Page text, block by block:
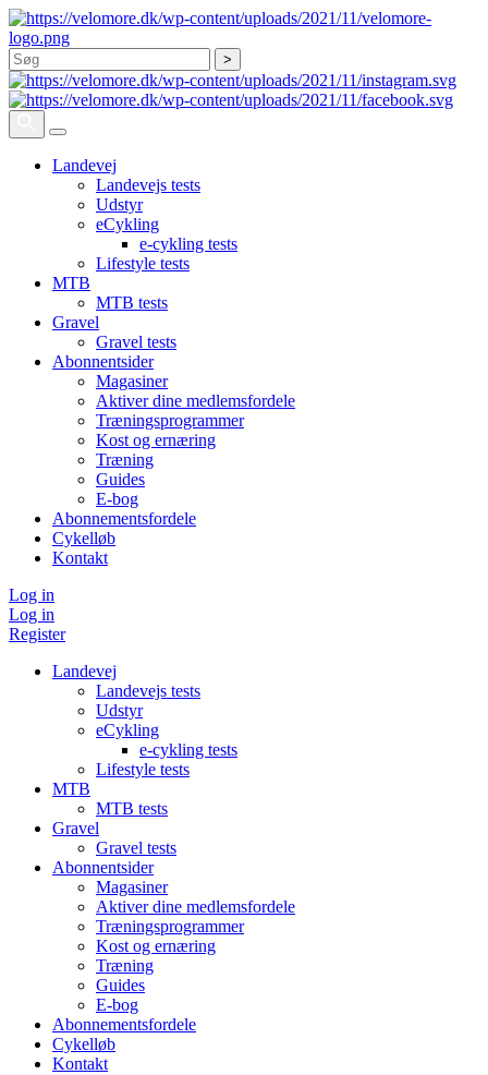
Søg
Landevej
Landevejs tests
Udstyr
eCykling
e-cykling tests
Lifestyle tests
MTB
MTB tests
Gravel
Gravel tests
Abonnentsider
Magasiner
Aktiver dine medlemsfordele
Træningsprogrammer
Kost og ernæring
Træning
Guides
E-bog
Abonnementsfordele
Cykelløb
Kontakt
Log in
Log in
Register
Landevej
Landevejs tests
Udstyr
eCykling
e-cykling tests
Lifestyle tests
MTB
MTB tests
Gravel
Gravel tests
Abonnentsider
Magasiner
Aktiver dine medlemsfordele
Træningsprogrammer
Kost og ernæring
Træning
Guides
E-bog
Abonnementsfordele
Cykelløb
Kontakt